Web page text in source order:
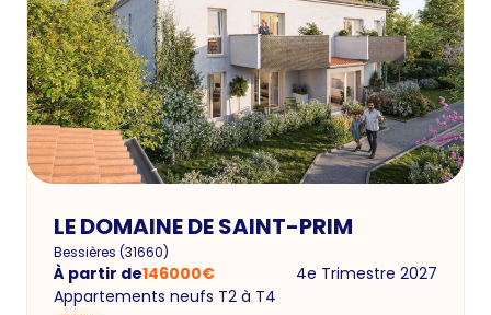
LE DOMAINE DE SAINT-PRIM
Bessières (31660)
À partir de146000€
4e Trimestre 2027
Appartements neufs T2 à T4